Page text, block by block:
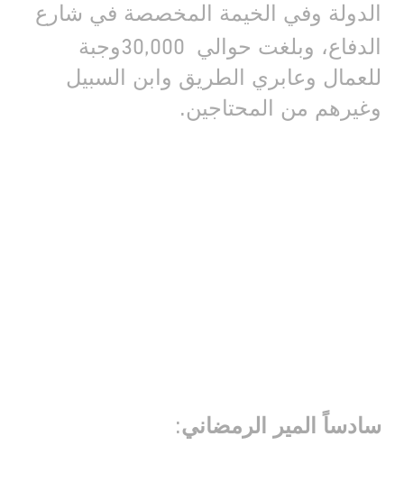
الدولة وفي الخيمة المخصصة في شارع
الدفاع، وبلغت حوالي 30,000وجبة
للعمال وعابري الطريق وابن السبيل
وغيرهم من المحتاجين.
سادساً المير الرمضاني: